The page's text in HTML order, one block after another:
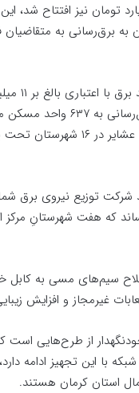
به برق‌رسانی به
سیستم قابل حمل
که هفت شهرستانِ مرکز
سیم‌های مسی به کابل
غیرمجاز و افزایش
از طرح‌هایی